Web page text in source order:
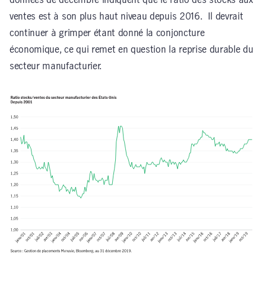
ventes est à son plus haut niveau depuis 2016. Il devrait
continuer à grimper étant donné la conjoncture
économique, ce qui remet en question la reprise durable du
secteur manufacturier.